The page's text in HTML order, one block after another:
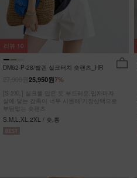
DM62-P-28/발렌 실크터치 숏팬츠_HR
7%
25,950원
[S-2XL] 실크를 입은 듯 부드러운,입자마자
살에 닿는 감촉이 너무 시원해!기장선택으로
부담없는 숏팬츠
S,M,L,XL,2XL / 숏,롱
리뷰 10